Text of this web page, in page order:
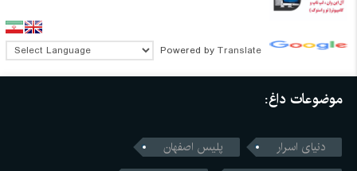
Powered by Translate
موضوعات داغ:
دنیای اسرار
پلیس اصفهان